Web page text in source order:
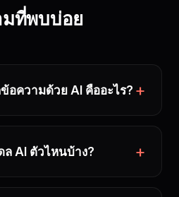
ที่พบบ่อย
อความด้วย AI คืออะไร?
AI ตัวไหนบ้าง?